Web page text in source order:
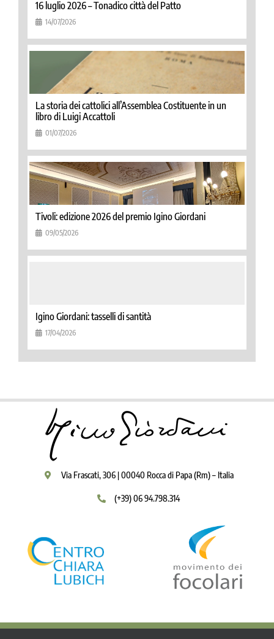
16 luglio 2026 – Tonadico città del Patto
14/07/2026
La storia dei cattolici all’Assemblea Costituente in un
libro di Luigi Accattoli
01/07/2026
Tivoli: edizione 2026 del premio Igino Giordani
09/05/2026
Igino Giordani: tasselli di santità
17/04/2026
Via Frascati, 306 | 00040 Rocca di Papa (Rm) – Italia
(+39) 06 94.798.314